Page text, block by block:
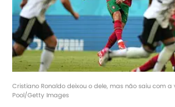
Cristiano Ronaldo deixou o dele, mas não saiu com
Pool/Getty Images